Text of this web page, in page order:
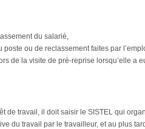
du salarié,
ou de reclassement faites par
de la visite de pré-reprise lorsqu’elle a
de travail, il doit saisir le SISTEL qui
du travail par le travailleur, et au plus